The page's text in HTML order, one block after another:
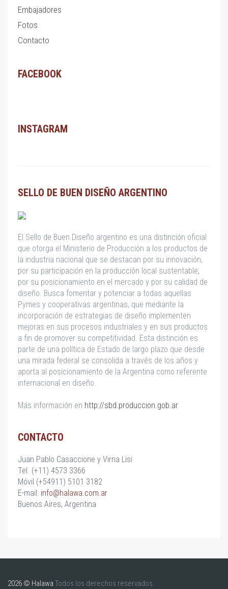
Embajadores
Fotos
Contacto
FACEBOOK
INSTAGRAM
SELLO DE BUEN DISEÑO ARGENTINO
El Sello de Buen Diseño argentino es una distinción oficial
que otorga el Ministerio de Producción a los productos de
la industria nacional que se destacan por su innovación,
por su participación en la producción local sustentable,
por su posicionamiento en el mercado y por su calidad de
diseño. Busca fomentar y potenciar a todas aquellas
Pymes y cooperativas argentinas, que mediante la
incorporación de estrategias de diseño implementen
mejoras en sus procesos industriales y en sus productos
a fin de promover su competitividad. Esta distinción es
parte de una política de Estado de largo plazo que desde
una mirada federal se consolida a través de los años y
aporta al posicionamiento de la Argentina como referente
internacional en diseño.
Más información en http://sbd.produccion.gob.ar
CONTACTO
Juan Pablo Casaccione y Virna Lisi
Tel. (+11) 4573 3366
Móvil (+54911) 5101 3182
E-mail: info@halawa.com.ar
Buenos Aires, Argentina
2026 © Halawa Todos los derechos reservados.